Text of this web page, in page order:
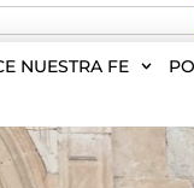
NUESTRA FE